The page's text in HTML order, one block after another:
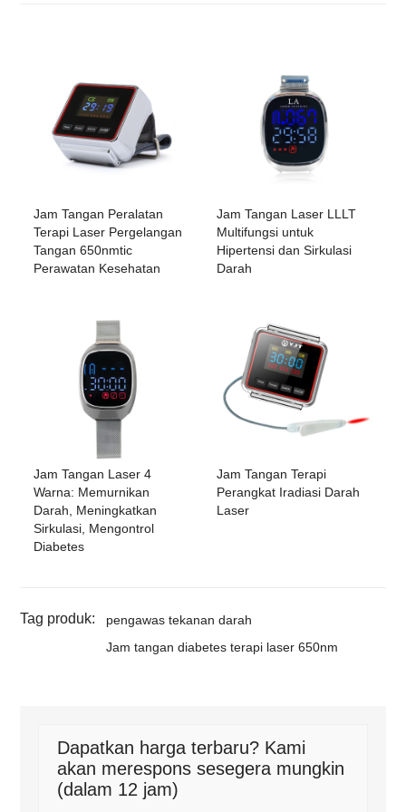
Jam Tangan Peralatan
Terapi Laser Pergelangan
Tangan 650nmtic
Perawatan Kesehatan
Jam Tangan Laser LLLT
Multifungsi untuk
Hipertensi dan Sirkulasi
Darah
Jam Tangan Laser 4
Warna: Memurnikan
Darah, Meningkatkan
Sirkulasi, Mengontrol
Diabetes
Jam Tangan Terapi
Perangkat Iradiasi Darah
Laser
Tag produk:
pengawas tekanan darah
Jam tangan diabetes terapi laser 650nm
Dapatkan harga terbaru? Kami
akan merespons sesegera mungkin
(dalam 12 jam)